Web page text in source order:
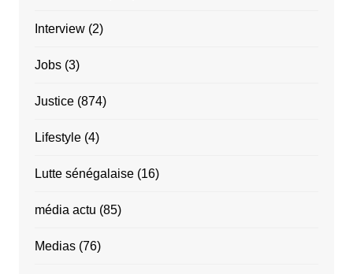
Interview(2)
Jobs(3)
Justice(874)
Lifestyle(4)
Lutte sénégalaise(16)
média actu (85)
Medias(76)